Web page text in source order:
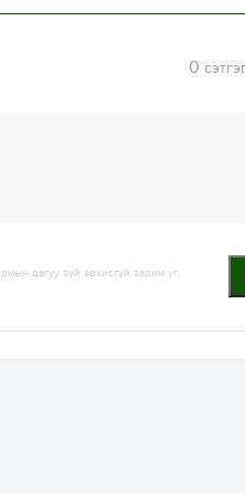
0
дагуу зүй зохисгүй зарим үг,